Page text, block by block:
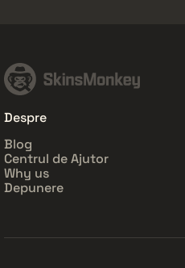
Despre
Blog
Centrul de Ajutor
Why us
Depunere